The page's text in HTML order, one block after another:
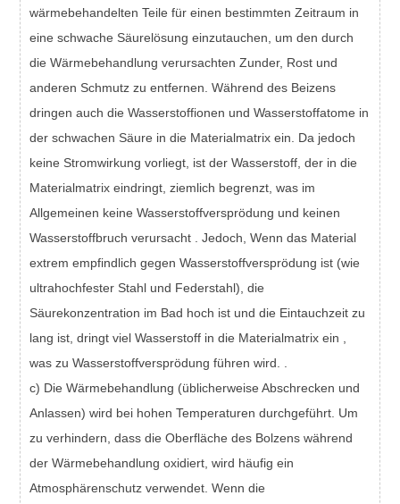
wärmebehandelten Teile für einen bestimmten Zeitraum in
eine schwache Säurelösung einzutauchen, um den durch
die Wärmebehandlung verursachten Zunder, Rost und
anderen Schmutz zu entfernen. Während des Beizens
dringen auch die Wasserstoffionen und Wasserstoffatome in
der schwachen Säure in die Materialmatrix ein. Da jedoch
keine Stromwirkung vorliegt, ist der Wasserstoff, der in die
Materialmatrix eindringt, ziemlich begrenzt, was im
Allgemeinen keine Wasserstoffversprödung und keinen
Wasserstoffbruch verursacht . Jedoch, Wenn das Material
extrem empfindlich gegen Wasserstoffversprödung ist (wie
ultrahochfester Stahl und Federstahl), die
Säurekonzentration im Bad hoch ist und die Eintauchzeit zu
lang ist, dringt viel Wasserstoff in die Materialmatrix ein ,
was zu Wasserstoffversprödung führen wird. .
c) Die Wärmebehandlung (üblicherweise Abschrecken und
Anlassen) wird bei hohen Temperaturen durchgeführt. Um
zu verhindern, dass die Oberfläche des Bolzens während
der Wärmebehandlung oxidiert, wird häufig ein
Atmosphärenschutz verwendet. Wenn die